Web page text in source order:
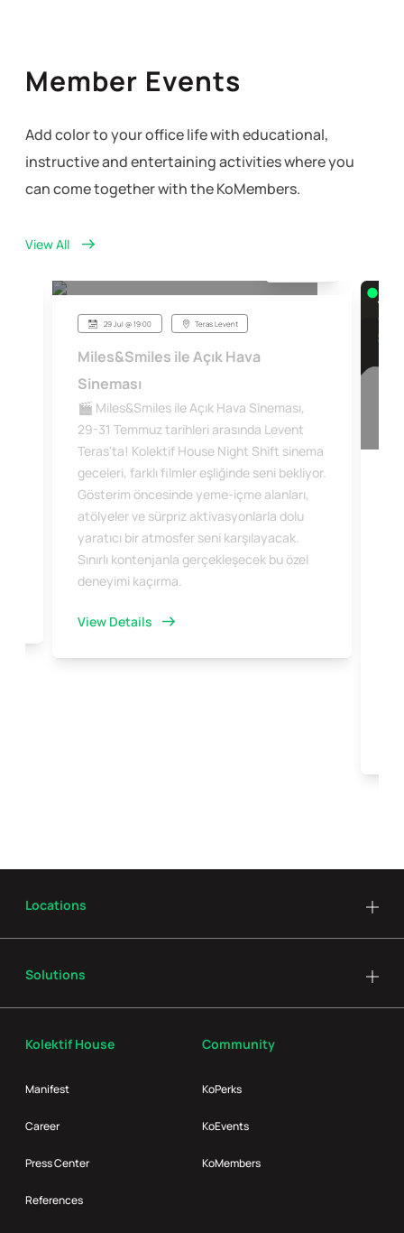
Member Events
Add color to your office life with educational,
instructive and entertaining activities where you
can come together with the KoMembers.
View All
29 Jul @ 19:00 Teras Levent
Miles&Smiles ile Açık Hava
Sineması
🎬 Miles&Smiles ile Açık Hava Sineması,
29-31 Temmuz tarihleri arasında Levent
Teras'ta! Kolektif House Night Shift sinema
geceleri, farklı filmler eşliğinde seni bekliyor.
Gösterim öncesinde yeme-içme alanları,
atölyeler ve sürpriz aktivasyonlarla dolu
yaratıcı bir atmosfer seni karşılayacak.
Sınırlı kontenjanla gerçekleşecek bu özel
deneyimi kaçırma.
View Details
Kolektif House
Manifest
Career
Press Center
References
Community
KoPerks
KoEvents
KoMembers
Locations
Solutions